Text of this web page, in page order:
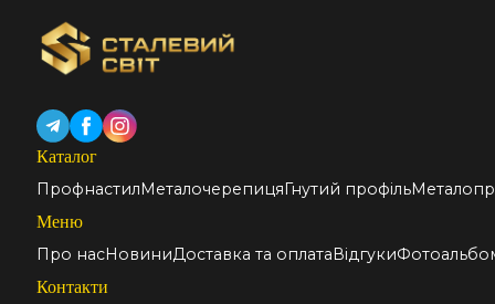
Каталог
ПрофнастилМеталочерепицяГнутий профіль
Меню
Про насНовиниДоставка та оплатаВідгуки
Контакти